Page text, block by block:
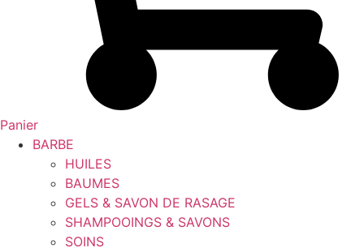
Panier
BARBE
HUILES
BAUMES
GELS & SAVON DE RASAGE
SHAMPOOINGS & SAVONS
SOINS